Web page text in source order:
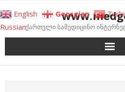
to
contentქართული სამედიცინო
English Georgian
Russian